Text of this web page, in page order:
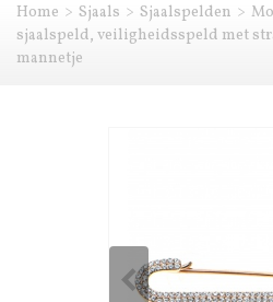
Home > Sjaals > Sjaalspelden >
sjaalspeld, veiligheidsspeld met
mannetje